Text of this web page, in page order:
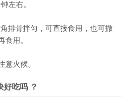
左右。
排骨拌匀，可直接食用，也可撒
食用。
意火候。
好吃吗 ？